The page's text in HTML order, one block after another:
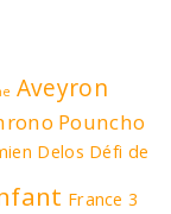
Aveyron
Pouncho
Delos Défi de
France 3